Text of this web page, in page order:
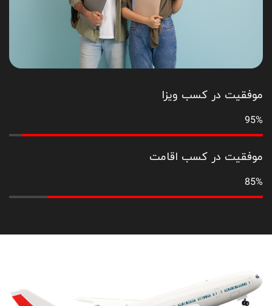
موفقیت در کسب ویزا
95%
موفقیت در کسب اقامت
85%